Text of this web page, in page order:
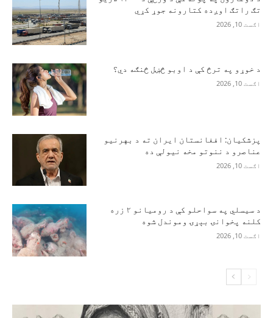
تګ راتګ اوږده کتارونه جوړ کړي
اګست 10, 2026
د خوړو په ترڅ کې د اوبو څښل څنګه دي؟
اګست 10, 2026
پزشکیان: افغانستان ایران ته د بهرنیو
عناصرو د ننوتو مخه نیولې ده
اګست 10, 2026
د سیسلي په سواحلو کې د رومیانو ۲ زره
کلنه پخوانۍ بېړۍ وموندل شوه
اګست 10, 2026